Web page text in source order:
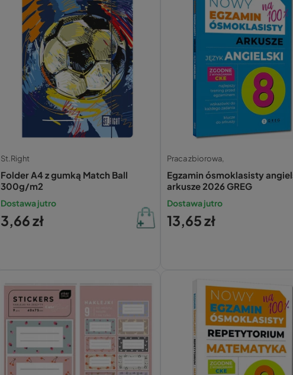
St.Right
Folder A4 z gumką Match Ball
300g/m2
Dostawa jutro
3,66 zł
Praca zbiorowa,
Egzamin ósmoklasisty
arkusze 2026 GREG
Dostawa jutro
13,65 zł